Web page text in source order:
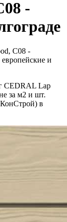
-
C08 -
и
CEDRAL Lap
за м2 и шт.
в